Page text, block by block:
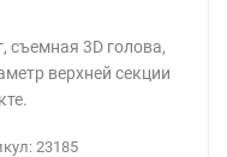
съемная 3D голова,
верхней секции
23185